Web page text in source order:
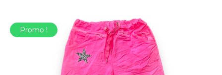
Promo !